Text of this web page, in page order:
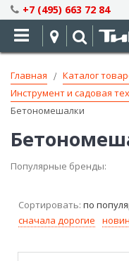
Skip
to
Content
+7 (495) 663 72 84
Главная
Каталог
Инструмент и садовая
Бетономешалки
Популярные бренды:
Сортировать: по
сначала дорогие